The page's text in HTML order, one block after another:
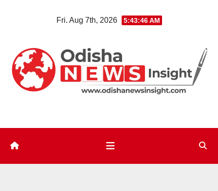
Fri. Aug 7th, 2026 5:43:47 AM